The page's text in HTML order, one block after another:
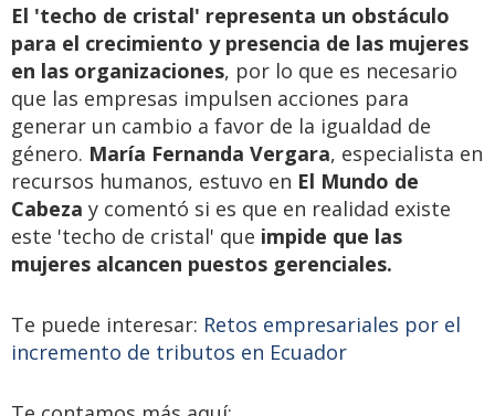
El 'techo de cristal' representa un obstáculo
para el crecimiento y presencia de las mujeres
en las organizaciones, por lo que es necesario
que las empresas impulsen acciones para
generar un cambio a favor de la igualdad de
género. María Fernanda Vergara, especialista en
recursos humanos, estuvo en El Mundo de
Cabeza y comentó si es que en realidad existe
este 'techo de cristal' que impide que las
mujeres alcancen puestos gerenciales.
Te puede interesar: Retos empresariales por el
incremento de tributos en Ecuador